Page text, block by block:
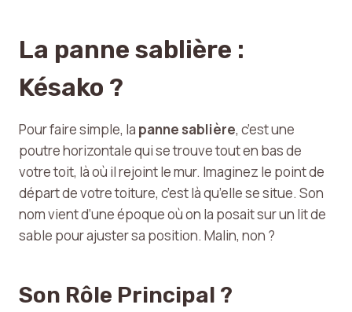
La panne sablière :
Késako ?
Pour faire simple, la panne sablière, c’est une
poutre horizontale qui se trouve tout en bas de
votre toit, là où il rejoint le mur. Imaginez le point de
départ de votre toiture, c’est là qu’elle se situe. Son
nom vient d’une époque où on la posait sur un lit de
sable pour ajuster sa position. Malin, non ?
Son Rôle Principal ?